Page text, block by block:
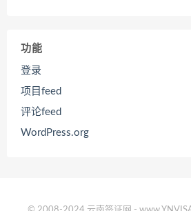
功能
登录
项目feed
评论feed
WordPress.org